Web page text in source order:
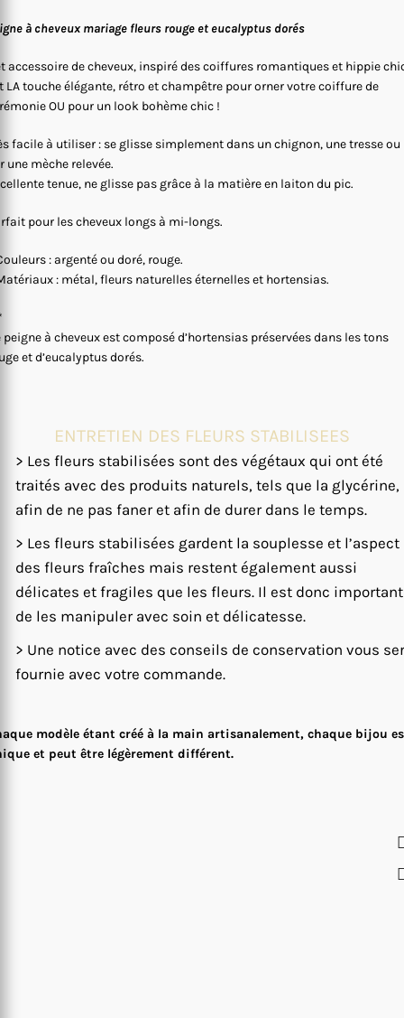
à cheveux mariage fleurs rouge et eucalyptus dorés
accessoire de cheveux, inspiré des coiffures romantiques et hippie
LA touche élégante, rétro et champêtre pour orner votre coiffure de
OU pour un look bohème chic !
facile à utiliser : se glisse simplement dans un chignon, une tresse ou
une mèche relevée.
tenue, ne glisse pas grâce à la matière en laiton du pic.
pour les cheveux longs à mi-longs.
: argenté ou doré, rouge.
: métal, fleurs naturelles éternelles et hortensias.
peigne à cheveux est composé d’hortensias préservées dans les tons
et d’eucalyptus dorés.
ENTRETIEN DES FLEURS STABILISEES
> Les fleurs stabilisées sont des végétaux qui ont été
traités avec des produits naturels, tels que la glycérine,
afin de ne pas faner et afin de durer dans le temps.
> Les fleurs stabilisées gardent la souplesse et l’aspect
des fleurs fraîches mais restent également aussi
délicates et fragiles que les fleurs. Il est donc important
de les manipuler avec soin et délicatesse.
> Une notice avec des conseils de conservation vous
fournie avec votre commande.
modèle étant créé à la main artisanalement, chaque bijou
et peut être légèrement différent.